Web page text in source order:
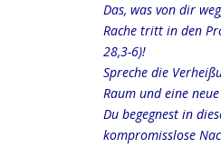
Das, was von dir
Rache tritt in den
28,3-6)!
Spreche die
Raum und eine
Du begegnest in
kompromisslose